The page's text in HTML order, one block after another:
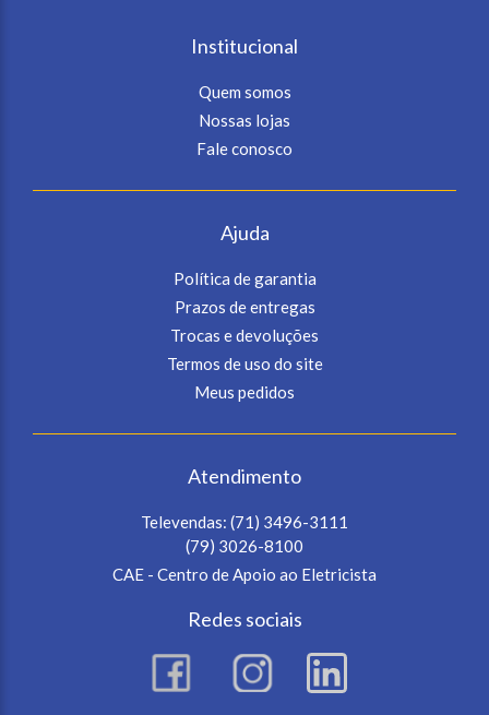
Institucional
Quem somos
Nossas lojas
Fale conosco
Ajuda
Política de garantia
Prazos de entregas
Trocas e devoluções
Termos de uso do site
Meus pedidos
Atendimento
Televendas: (71) 3496-3111
(79) 3026-8100
CAE - Centro de Apoio ao Eletricista
Redes sociais